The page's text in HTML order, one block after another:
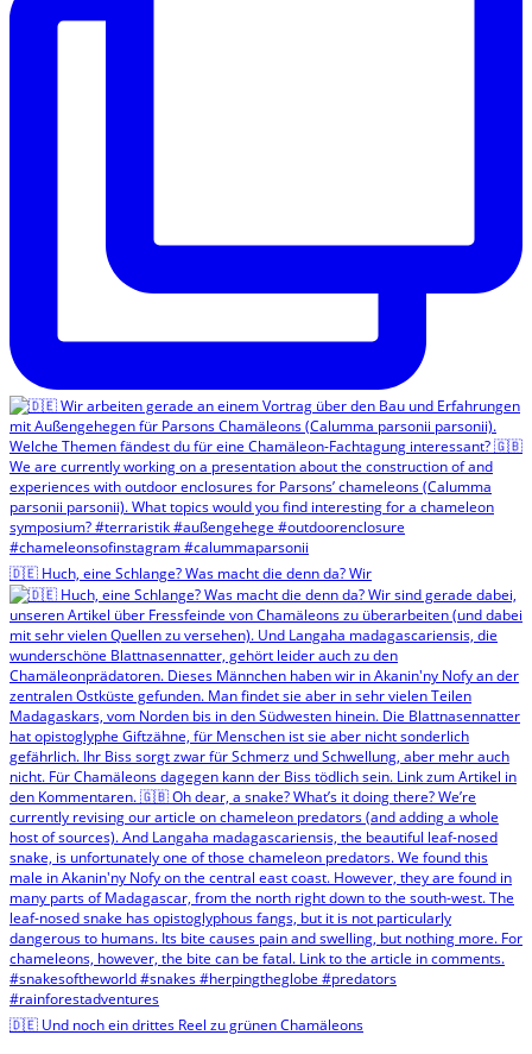
🇩🇪 Huch, eine Schlange? Was macht die denn da? Wir
🇩🇪 Und noch ein drittes Reel zu grünen Chamäleons